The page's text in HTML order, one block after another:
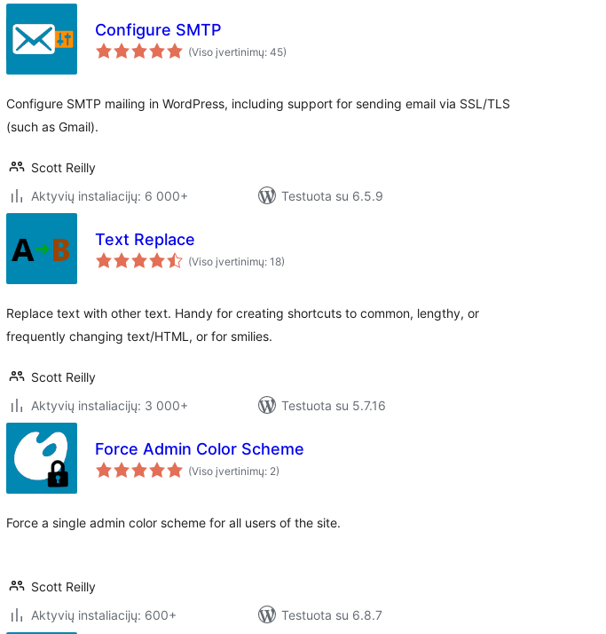
Configure SMTP
(Viso įvertinimų: 45)
Configure SMTP mailing in WordPress, including support for sending email via SSL/TLS
(such as Gmail).
Scott Reilly
Aktyvių instaliacijų: 6 000+
Testuota su 6.5.9
Text Replace
(Viso įvertinimų: 18)
Replace text with other text. Handy for creating shortcuts to common, lengthy, or
frequently changing text/HTML, or for smilies.
Scott Reilly
Aktyvių instaliacijų: 3 000+
Testuota su 5.7.16
Force Admin Color Scheme
(Viso įvertinimų: 2)
Force a single admin color scheme for all users of the site.
Scott Reilly
Aktyvių instaliacijų: 600+
Testuota su 6.8.7